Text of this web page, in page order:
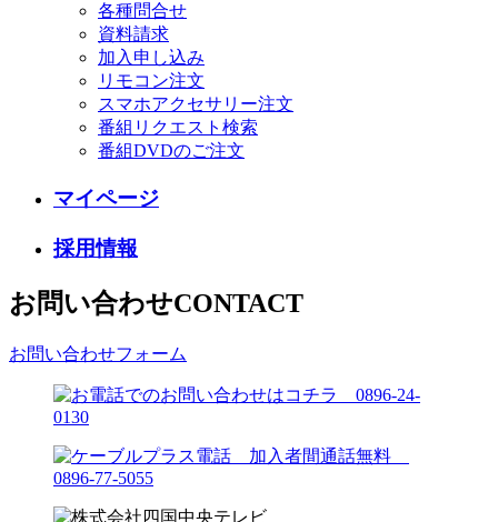
各種問合せ
資料請求
加入申し込み
リモコン注文
スマホアクセサリー注文
番組リクエスト検索
番組DVDのご注文
マイページ
採用情報
お問い合わせCONTACT
お問い合わせフォーム